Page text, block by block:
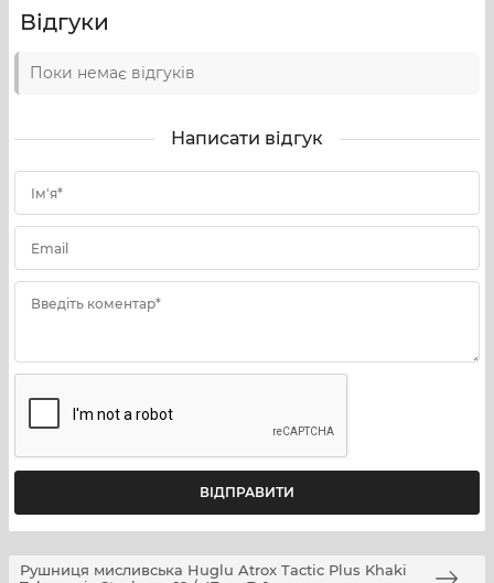
Відгуки
Поки немає відгуків
Написати відгук
Ім'я*
Email
Введіть коментар*
Рушниця мисливська Huglu Atrox Tactic Plus Khaki